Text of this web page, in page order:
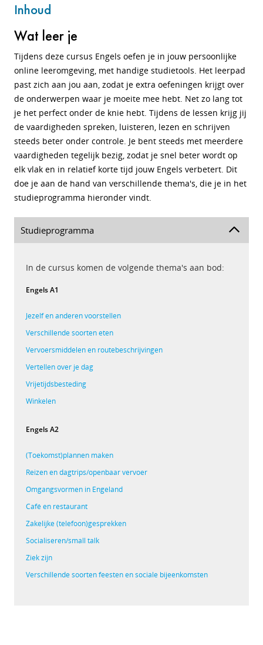
Inhoud
Wat leer je
Tijdens deze cursus Engels oefen je in jouw persoonlijke
online leeromgeving, met handige studietools. Het leerpad
past zich aan jou aan, zodat je extra oefeningen krijgt over
de onderwerpen waar je moeite mee hebt. Net zo lang tot
je het perfect onder de knie hebt. Tijdens de lessen krijg jij
de vaardigheden spreken, luisteren, lezen en schrijven
steeds beter onder controle. Je bent steeds met meerdere
vaardigheden tegelijk bezig, zodat je snel beter wordt op
elk vlak en in relatief korte tijd jouw Engels verbetert. Dit
doe je aan de hand van verschillende thema's, die je in het
studieprogramma hieronder vindt.
Studieprogramma
In de cursus komen de volgende thema's aan bod:
Engels A1
Jezelf en anderen voorstellen
Verschillende soorten eten
Vervoersmiddelen en routebeschrijvingen
Vertellen over je dag
Vrijetijdsbesteding
Winkelen
Engels A2
(Toekomst)plannen maken
Reizen en dagtrips/openbaar vervoer
Omgangsvormen in Engeland
Café en restaurant
Zakelijke (telefoon)gesprekken
Socialiseren/small talk
Ziek zijn
Verschillende soorten feesten en sociale bijeenkomsten